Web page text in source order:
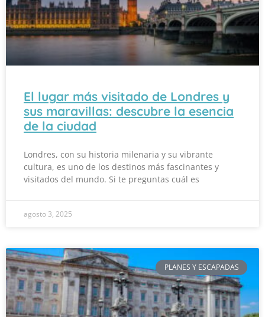
El lugar más visitado de Londres y
sus maravillas: descubre la esencia
de la ciudad
Londres, con su historia milenaria y su vibrante
cultura, es uno de los destinos más fascinantes y
visitados del mundo. Si te preguntas cuál es
agosto 3, 2025
PLANES Y ESCAPADAS